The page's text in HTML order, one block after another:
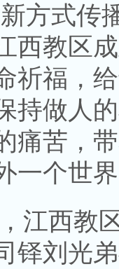
方式传
西教区
祈福，
持做人
痛苦，
一个世
江西教
铎刘光